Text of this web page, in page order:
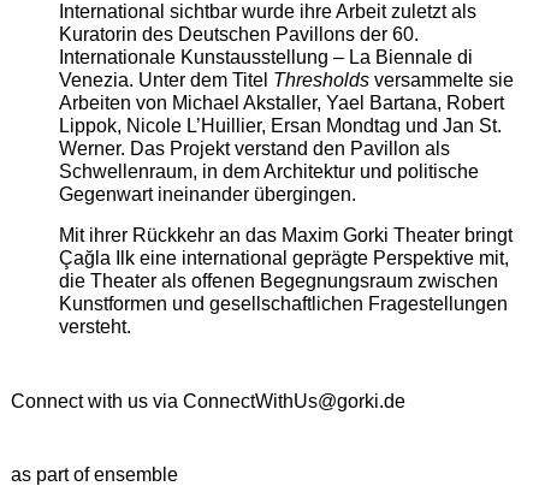
International sichtbar wurde ihre Arbeit zuletzt als
Kuratorin des Deutschen Pavillons der 60.
Internationale Kunstausstellung – La Biennale di
Venezia. Unter dem Titel Thresholdsversammelte sie
Arbeiten von Michael Akstaller, Yael Bartana, Robert
Lippok, Nicole L’Huillier, Ersan Mondtag und Jan St.
Werner. Das Projekt verstand den Pavillon als
Schwellenraum, in dem Architektur und politische
Gegenwart ineinander übergingen.
Mit ihrer Rückkehr an das Maxim Gorki Theater bringt
Çağla Ilk eine international geprägte Perspektive mit,
die Theater als offenen Begegnungsraum zwischen
Kunstformen und gesellschaftlichen Fragestellungen
versteht.
Connect with us via ConnectWithUs@gorki.de
as part of ensemble